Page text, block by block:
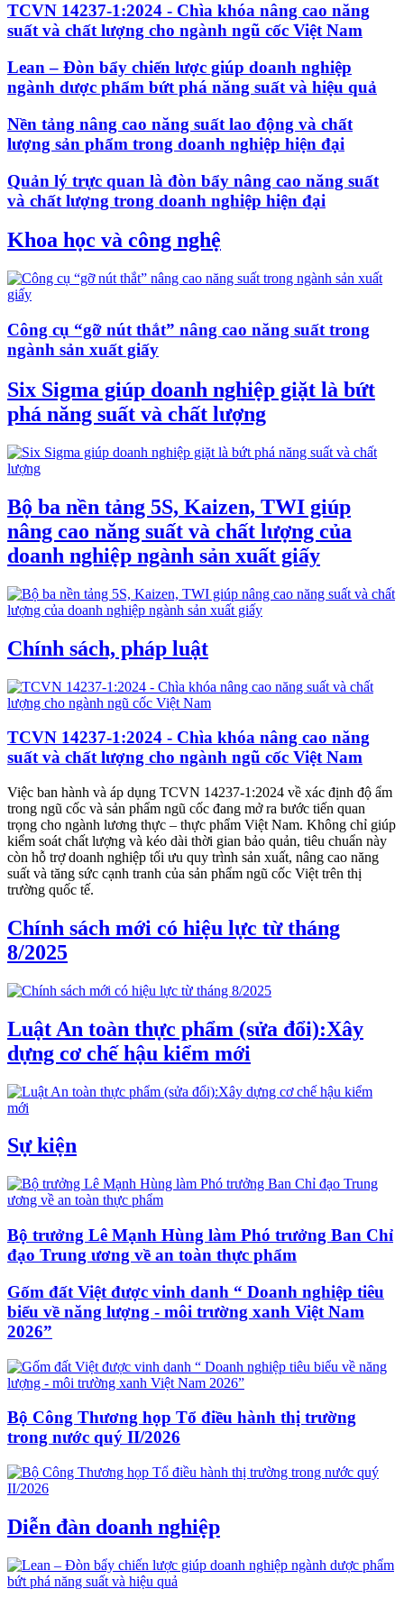
TCVN 14237-1:2024 - Chìa khóa nâng cao năng
suất và chất lượng cho ngành ngũ cốc Việt Nam
Lean – Đòn bẩy chiến lược giúp doanh nghiệp
ngành dược phẩm bứt phá năng suất và hiệu quả
Nền tảng nâng cao năng suất lao động và chất
lượng sản phẩm trong doanh nghiệp hiện đại
Quản lý trực quan là đòn bẩy nâng cao năng suất
và chất lượng trong doanh nghiệp hiện đại
Khoa học và công nghệ
Công cụ “gỡ nút thắt” nâng cao năng suất trong
ngành sản xuất giấy
Six Sigma giúp doanh nghiệp giặt là bứt
phá năng suất và chất lượng
Bộ ba nền tảng 5S, Kaizen, TWI giúp
nâng cao năng suất và chất lượng của
doanh nghiệp ngành sản xuất giấy
Chính sách, pháp luật
TCVN 14237-1:2024 - Chìa khóa nâng cao năng
suất và chất lượng cho ngành ngũ cốc Việt Nam
Việc ban hành và áp dụng TCVN 14237-1:2024 về xác định độ ẩm
trong ngũ cốc và sản phẩm ngũ cốc đang mở ra bước tiến quan
trọng cho ngành lương thực – thực phẩm Việt Nam. Không chỉ giúp
kiểm soát chất lượng và kéo dài thời gian bảo quản, tiêu chuẩn này
còn hỗ trợ doanh nghiệp tối ưu quy trình sản xuất, nâng cao năng
suất và tăng sức cạnh tranh của sản phẩm ngũ cốc Việt trên thị
trường quốc tế.
Chính sách mới có hiệu lực từ tháng
8/2025
Luật An toàn thực phẩm (sửa đổi):Xây
dựng cơ chế hậu kiểm mới
Sự kiện
Bộ trưởng Lê Mạnh Hùng làm Phó trưởng Ban Chỉ
đạo Trung ương về an toàn thực phẩm
Gốm đất Việt được vinh danh “ Doanh nghiệp tiêu
biểu về năng lượng - môi trường xanh Việt Nam
2026”
Bộ Công Thương họp Tổ điều hành thị trường
trong nước quý II/2026
Diễn đàn doanh nghiệp